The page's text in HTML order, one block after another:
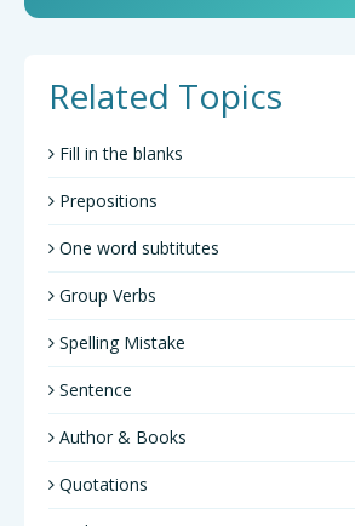
Related Topics
Fill in the blanks
Prepositions
One word subtitutes
Group Verbs
Spelling Mistake
Sentence
Author & Books
Quotations